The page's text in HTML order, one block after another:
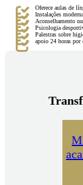
Oferece aulas de
Instalações
Aconselhamento
Psicologia
Palestras sobre
apoio 24 horas por